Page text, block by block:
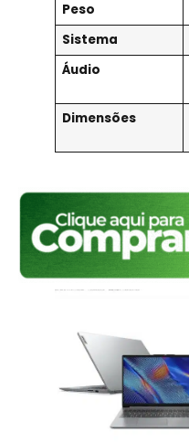
Peso
Sistema
Áudio
Dimensões